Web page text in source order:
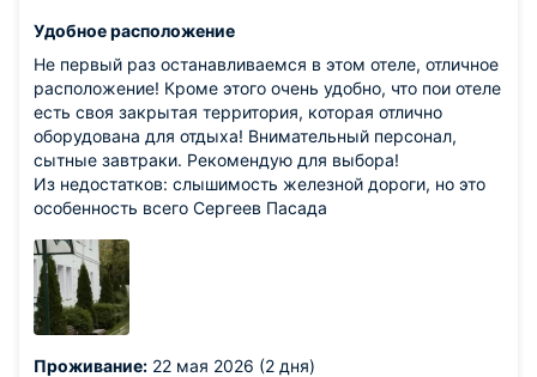
Удобное расположение
Не первый раз останавливаемся в этом отеле, отличное
расположение! Кроме этого очень удобно, что пои отеле
есть своя закрытая территория, которая отлично
оборудована для отдыха! Внимательный персонал,
сытные завтраки. Рекомендую для выбора!
Из недостатков: слышимость железной дороги, но это
особенность всего Сергеев Пасада
Проживание: 22 мая 2026 (2 дня)